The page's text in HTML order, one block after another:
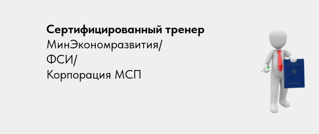
Сертифицированный тренер
МинЭкономразвития/
ФСИ/
Корпорация МСП